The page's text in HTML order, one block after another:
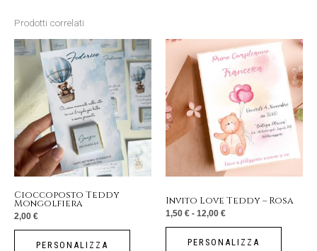
Prodotti correlati
Cioccoposto Teddy
Mongolfiera
2,00 €
PERSONALIZZA
Invito Love Teddy – Rosa
1,50 € - 12,00 €
Fascia
di
prezzo:
1,50 €
12,00 €
PERSONALIZZA
Questo
prodotto
ha
più
varianti.
Le
opzioni
scelte